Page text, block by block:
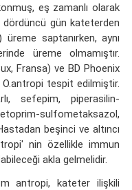
eş zamanlı olarak
dördüncü gün kateterden
saptanırken, aynı
üreme olmamıştır.
Fransa) ve BD Phoenix
tespit edilmiştir.
sefepim, piperasilin-
sulfometaksazol,
beşinci ve altıncı
nin özellikle immun
akla gelmelidir.
antropi, kateter ilişkili